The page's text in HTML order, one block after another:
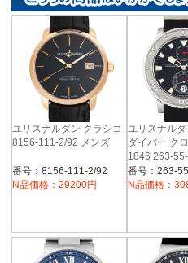
ユリスナルダン クラシコ
8156-111-2/92 メンズ
番号：8156-111-2/92
N品価格：29200円
ユリスナル
ダイバー ク
1846 263-
番号：263-
N品価格：